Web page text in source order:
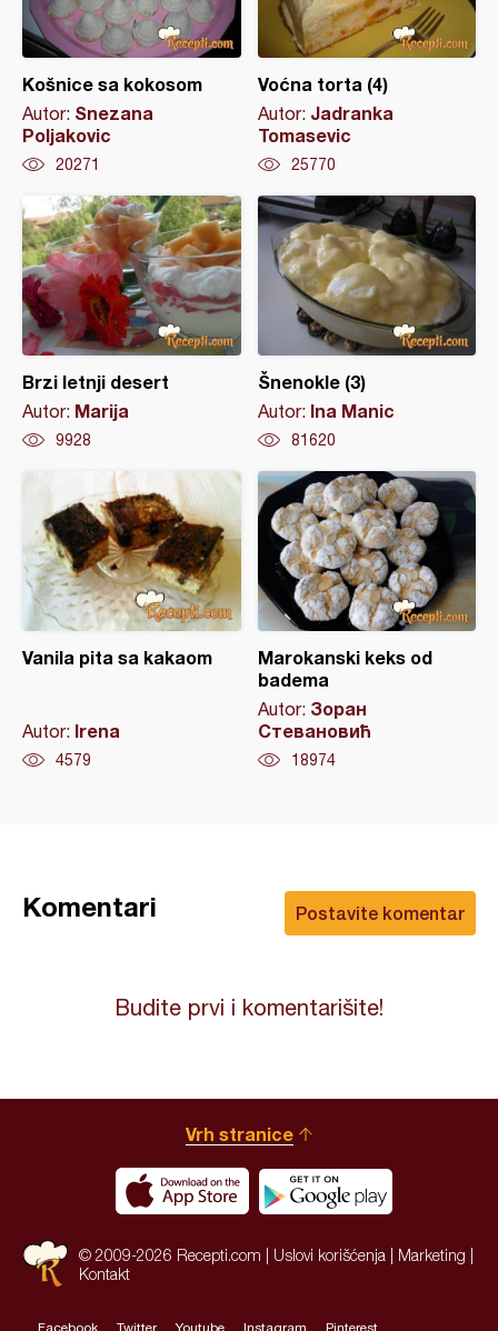
Košnice sa kokosom
Autor: Snezana
Poljakovic
20271
Voćna torta (4)
Autor: Jadranka
Tomasevic
25770
Brzi letnji desert
Autor: Marija
9928
Šnenokle (3)
Autor: Ina Manic
81620
Vanila pita sa kakaom
Autor: Irena
4579
Marokanski keks od
badema
Autor: Зоран
Стевановић
18974
Postavite komentar
Komentari
Budite prvi i komentarišite!
Vrh stranice
© 2009-2026 Recepti.com | Uslovi korišćenja Marketing
Kontakt
Facebook Twitter Youtube Instagram Pinterest